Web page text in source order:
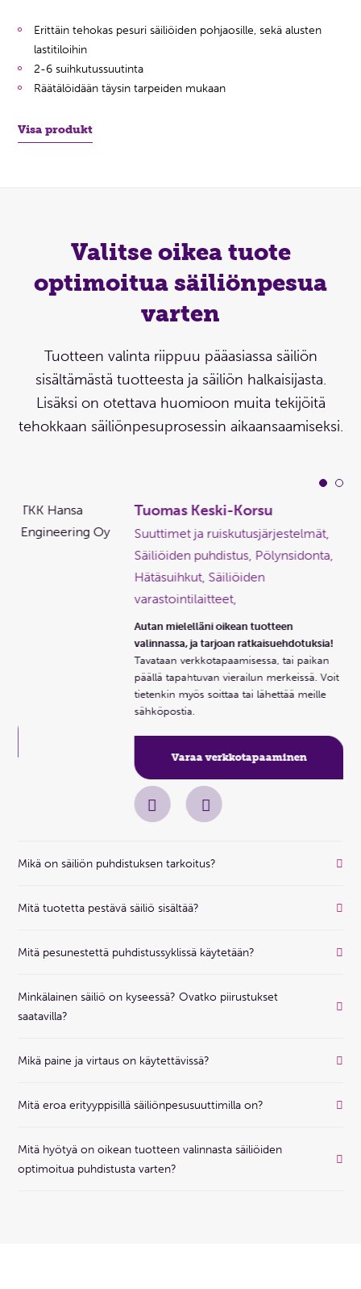
Erittäin tehokas pesuri säiliöiden pohjaosille, sekä alusten
lastitiloihin
2-6 suihkutussuutinta
Räätälöidään täysin tarpeiden mukaan
Visa produkt
Valitse oikea tuote
optimoitua säiliönpesua
varten
Tuotteen valinta riippuu pääasiassa säiliön
sisältämästä tuotteesta ja säiliön halkaisijasta.
Lisäksi on otettava huomioon muita tekijöitä
tehokkaan säiliönpesuprosessin aikaansaamiseksi.
Tuomas Keski-Korsu
Suuttimet ja ruiskutusjärjestelmät,
Säiliöiden puhdistus, Pölynsidonta,
Hätäsuihkut, Säiliöiden
varastointilaitteet,
Autan mielelläni oikean tuotteen
valinnassa, ja tarjoan ratkaisuehdotuksia!
Tavataan verkkotapaamisessa, tai paikan
päällä tapahtuvan vierailun merkeissä. Voit
tietenkin myös soittaa tai lähettää meille
sähköpostia.
Varaa verkkotapaaminen
Mikä on säiliön puhdistuksen tarkoitus?
Mitä tuotetta pestävä säiliö sisältää?
Mitä pesunestettä puhdistussyklissä käytetään?
Minkälainen säiliö on kyseessä? Ovatko piirustukset
saatavilla?
Mikä paine ja virtaus on käytettävissä?
Mitä eroa erityyppisillä säiliönpesusuuttimilla on?
Mitä hyötyä on oikean tuotteen valinnasta säiliöiden
optimoitua puhdistusta varten?